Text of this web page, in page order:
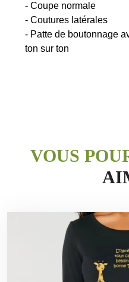
- Coupe normale
- Coutures latérales
- Patte de boutonnage
VOUS